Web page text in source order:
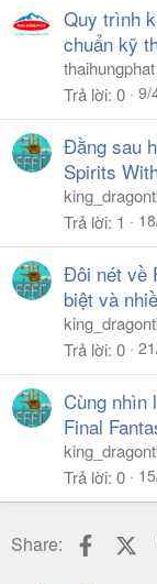
Quy trình
chuẩn kỹ
thaihungphat
Trả lời 0 9/
Đằng sau
Spirits
Trả lời 1
Đôi nét về
biệt và
Trả lời 0
Cùng nhìn
Final
Trả lời 0
Share: